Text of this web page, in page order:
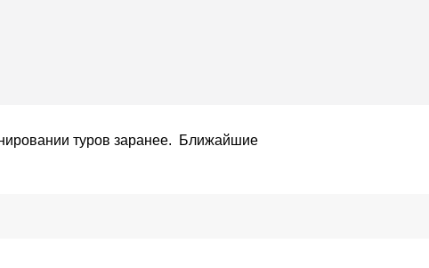
туров заранее. Ближайшие